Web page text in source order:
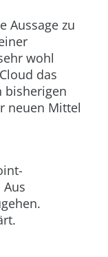
Aussage zu
wohl
das
bisherigen
neuen Mittel